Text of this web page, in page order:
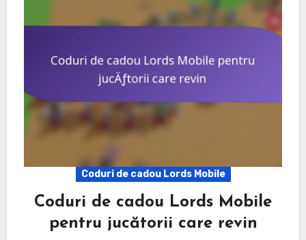
Coduri de cadou Lords Mobile
Coduri de cadou Lords Mobile
pentru jucătorii care revin